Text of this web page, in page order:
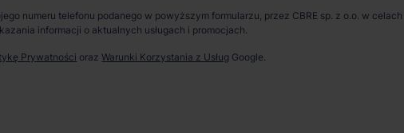
numeru telefonu podanego w powyższym formularzu, przez CBRE sp. z o.o. w
informacji o aktualnych usługach i promocjach.
Prywatności orazWarunki Korzystania z Usług Google.